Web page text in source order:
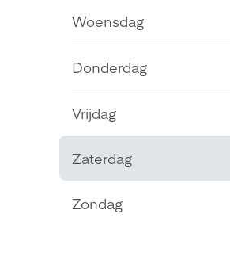
Woensdag
Donderdag
Vrijdag
Zaterdag
Zondag